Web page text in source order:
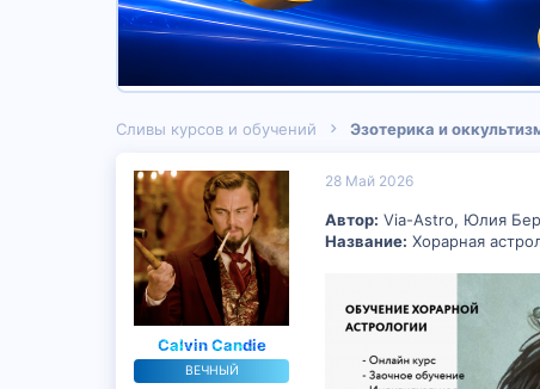
Сливы курсов и обучений Эзотерика и
Calvin Candie
ВЕЧНЫЙ
28 Май 2026
Автор: Via-Astro, Юлия
Название: Хорарная